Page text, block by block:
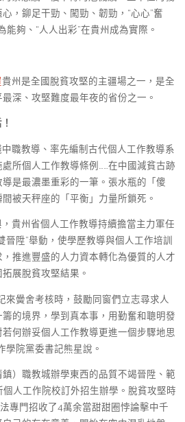
，鉚足干勁、闖勁、韌勁，“心心”奮
能夠、“人人出彩”在貴州成為實際。
貴州是全國脫貧攻堅的主疆場之一，是全
深、攻堅難度最年夜的省份之一。
職教導、率先編制古代個人工作教導系
所個人工作教導條例……在中國減貧古跡
是最濃墨重彩的一筆。張水瓶的「傻
被天秤座的「平衡」力量所鎖死。
貴州省個人工作教導持續擔當主力軍任
晉陞”舉動，使學歷教導與個人工作培訓
推進豐盛的人力資本轉化為優質的人才
拓展脫貧攻堅結果。
來黌舍考核時，鼓勵同窗們立志尋求人
的境界，學到真本事，用勤奮和聰明發
何辦妥個人工作教導更進一個步驟地思
學院黨委書記熊星說。
）職教城辦學東西的品質不竭晉陞、範
人工作院校訂外招生辦學。脫貧攻堅時
專門招收了4萬余當甜甜圈悖論擊中千